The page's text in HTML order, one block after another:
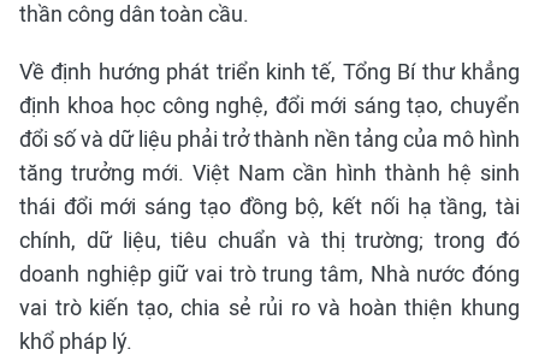
thần công dân toàn cầu.
Về định hướng phát triển kinh tế, Tổng Bí thư khẳng
định khoa học công nghệ, đổi mới sáng tạo, chuyển
đổi số và dữ liệu phải trở thành nền tảng của mô hình
tăng trưởng mới. Việt Nam cần hình thành hệ sinh
thái đổi mới sáng tạo đồng bộ, kết nối hạ tầng, tài
chính, dữ liệu, tiêu chuẩn và thị trường; trong đó
doanh nghiệp giữ vai trò trung tâm, Nhà nước đóng
vai trò kiến tạo, chia sẻ rủi ro và hoàn thiện khung
khổ pháp lý.